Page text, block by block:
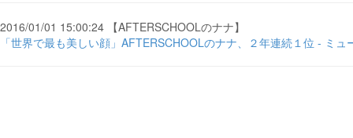
2016/01/01 15:00:24 【AFTERSCHOOLのナナ】
「世界で最も美しい顔」AFTERSCHOOLのナナ、２年連続１位 - ミュ